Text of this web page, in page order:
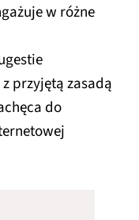
w różne
przyjętą zasadą
do